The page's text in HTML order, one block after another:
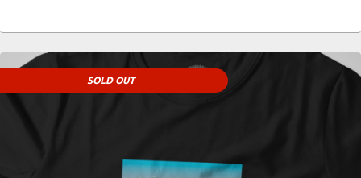
SOLD OUT